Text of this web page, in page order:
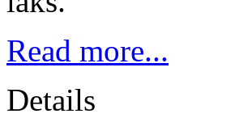
Read more...
Details